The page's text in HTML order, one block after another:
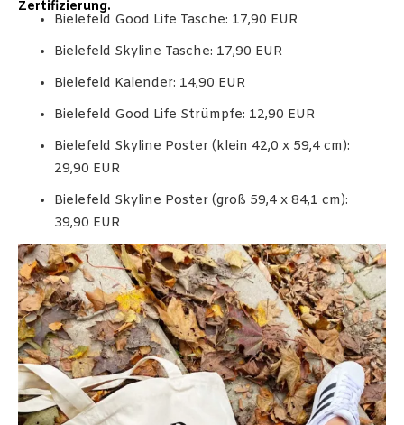
Zertifizierung.
Bielefeld Good Life Tasche: 17,90 EUR
Bielefeld Skyline Tasche: 17,90 EUR
Bielefeld Kalender: 14,90 EUR
Bielefeld Good Life Strümpfe: 12,90 EUR
Bielefeld Skyline Poster (klein 42,0 x 59,4 cm):
29,90 EUR
Bielefeld Skyline Poster (groß 59,4 x 84,1 cm):
39,90 EUR